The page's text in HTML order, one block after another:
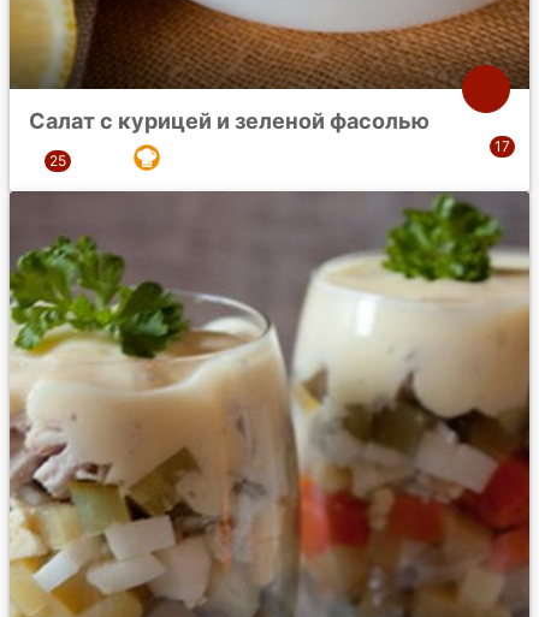
Салат с курицей и зеленой фасолью